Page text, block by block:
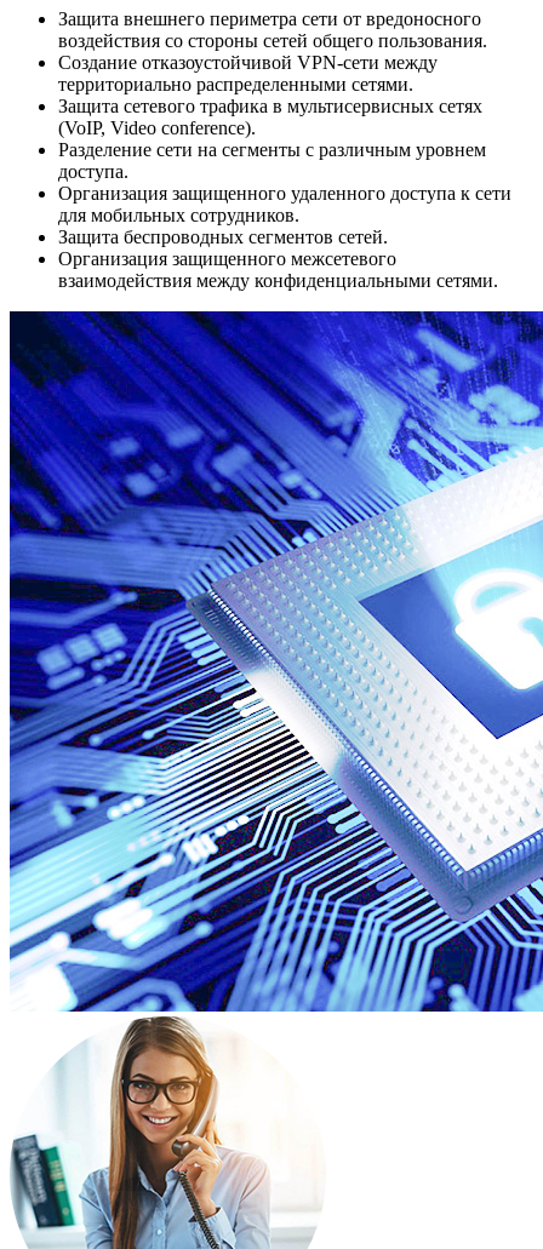
Защита внешнего периметра сети от вредоносного
воздействия со стороны сетей общего пользования.
Создание отказоустойчивой VPN-сети между
территориально распределенными сетями.
Защита сетевого трафика в мультисервисных сетях
(VoIP, Video conference).
Разделение сети на сегменты с различным уровнем
доступа.
Организация защищенного удаленного доступа к сети
для мобильных сотрудников.
Защита беспроводных сегментов сетей.
Организация защищенного межсетевого
взаимодействия между конфиденциальными сетями.